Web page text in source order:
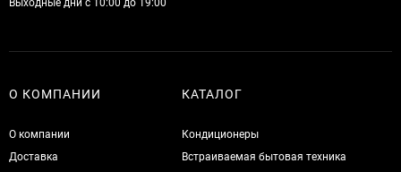
Выходные дни с 10:00 до 19:00
О КОМПАНИИ
О компании
Доставка
КАТАЛОГ
Кондиционеры
Встраиваемая бытовая техника